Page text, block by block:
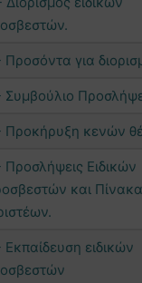
Προσόντα για
Συμβούλιο
Προκήρυξη κενών
Προσλήψεις Ειδικών
και
ειδικών